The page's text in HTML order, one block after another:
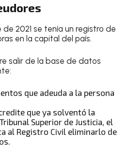
2021 se tenía un registro de
en la capital del país.
salir de la base de datos
que adeuda a la persona
que ya solventó la
Superior de Justicia, el
al Registro Civil eliminarlo de